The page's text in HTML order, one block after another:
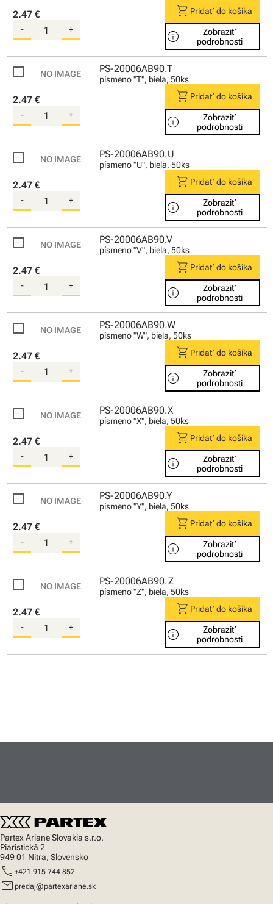
2.47 €
- +
shopping_cart Pridať do košíka
info
Zobraziť
podrobnosti
PS-20006AB90.T
písmeno "T", biela, 50ks
2.47 €
- +
shopping_cart Pridať do košíka
info
Zobraziť
podrobnosti
PS-20006AB90.U
písmeno "U", biela, 50ks
2.47 €
- +
shopping_cart Pridať do košíka
info
Zobraziť
podrobnosti
PS-20006AB90.V
písmeno "V", biela, 50ks
2.47 €
- +
shopping_cart Pridať do košíka
info
Zobraziť
podrobnosti
PS-20006AB90.W
písmeno "W", biela, 50ks
2.47 €
- +
shopping_cart Pridať do košíka
info
Zobraziť
podrobnosti
PS-20006AB90.X
písmeno "X", biela, 50ks
2.47 €
- +
shopping_cart Pridať do košíka
info
Zobraziť
podrobnosti
PS-20006AB90.Y
písmeno "Y", biela, 50ks
2.47 €
- +
shopping_cart Pridať do košíka
info
Zobraziť
podrobnosti
PS-20006AB90.Z
písmeno "Z", biela, 50ks
2.47 €
- +
shopping_cart Pridať do košíka
info
Zobraziť
podrobnosti
Partex Ariane Slovakia s.r.o.
Piaristická 2
949 01 Nitra, Slovensko
call +421 915 744 852
mail predaj@partexariane.sk